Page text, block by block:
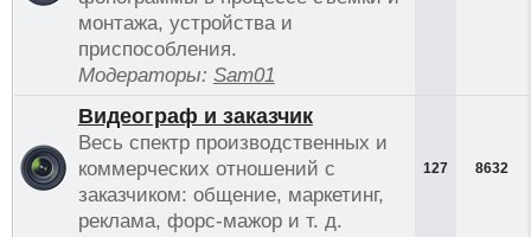
монтажа, устройства и
приспособления.
Модераторы: Sam01
Видеограф и заказчик
Весь спектр производственных и
коммерческих отношений с
заказчиком: общение, маркетинг,
реклама, форс-мажор и т. д.
127 8632